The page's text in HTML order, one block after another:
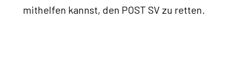
mithelfen kannst, den POST SV zu retten.